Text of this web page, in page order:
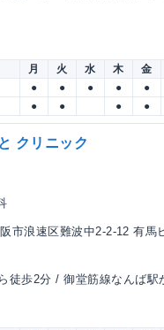
月 火 水 木 金
● ● ● ● ●
● ● ● ●
クリニック
市浪速区難波中2-2-12 有馬
徒歩2分 / 御堂筋線なんば駅